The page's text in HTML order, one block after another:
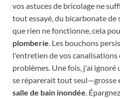
vos astuces de bricolage ne
tout essayé, du bicarbonate de
que rien ne fonctionne, cela
plomberie . Les bouchons
l'entretien de vos canalisations
problèmes. Une fois, j'ai
se réparerait tout seul—grosse
salle de bain inondée .